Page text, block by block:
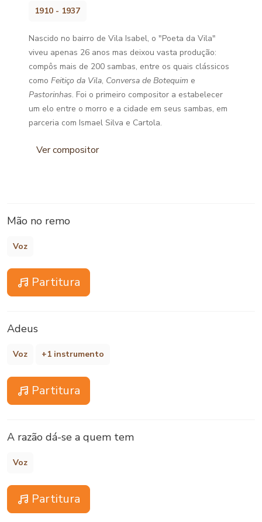
1910 - 1937
Nascido no bairro de Vila Isabel, o "Poeta da Vila"
viveu apenas 26 anos mas deixou vasta produção:
compôs mais de 200 sambas, entre os quais clássicos
comoFeitiço da Vila, Conversa de Botequim e
Pastorinhas. Foi o primeiro compositor a estabelecer
um elo entre o morro e a cidade em seus sambas, em
parceria com Ismael Silva e Cartola.
Ver compositor
Mão no remo
Voz
Partitura
Adeus
Voz +1 instrumento
Partitura
A razão dá-se a quem tem
Voz
Partitura